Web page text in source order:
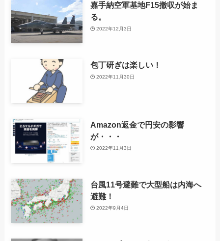
嘉手納空軍基地F15撤収が始ま
る。
2022年12月3日
包丁研ぎは楽しい！
2022年11月30日
Amazon返金で円安の影響
が・・・
2022年11月3日
台風11号避難で大型船は内海へ
避難！
2022年9月4日